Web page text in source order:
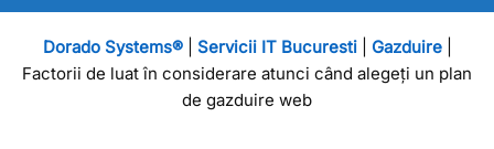
Dorado Systems®| Servicii IT Bucuresti| Gazduire|
Factorii de luat în considerare atunci când alegeți un plan
de gazduire web